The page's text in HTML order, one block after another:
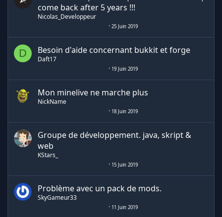
come back after 5 years !!!
Nicolas_Developpeur
25 Juin 2019
D Besoin d'aide concernant bukkit et forge
Daft17
19 Juin 2019
Mon minelive ne marche plus
NickName
18 Juin 2019
Groupe de développement. java, skript &
web
KStars_
15 Juin 2019
Problème avec un pack de mods.
SkyGameur33
11 Juin 2019